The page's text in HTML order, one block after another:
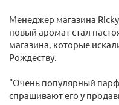
Менеджер магазина
новый аромат стал
магазина, которые
Рождеству.
"Очень популярный
спрашивают его у